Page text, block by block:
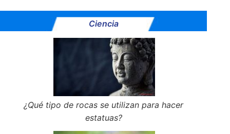
Ciencia
¿Qué tipo de rocas se utilizan para hacer
estatuas?